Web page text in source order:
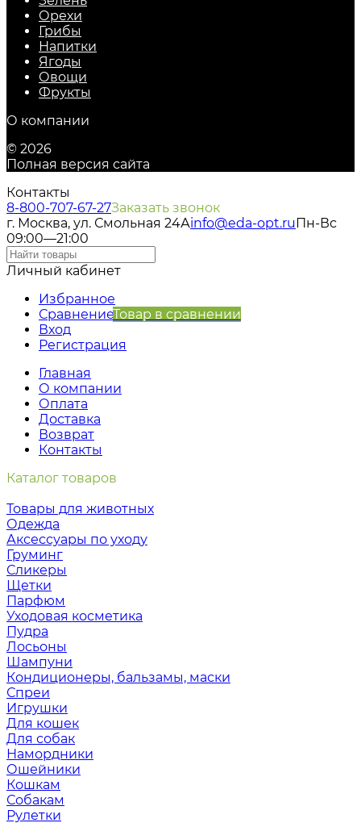
Орехи
Грибы
Напитки
Ягоды
Овощи
Фрукты
О компании
© 2026
Полная версия сайта
Контакты
8-800-707-67-27Заказать звонок
г. Москва, ул. Смольная 24Аinfo@eda-opt.ru Пн-Вс
09:00—21:00
Личный кабинет
Избранное
СравнениеТовар в сравнении
Вход
Регистрация
Главная
О компании
Оплата
Доставка
Возврат
Контакты
Каталог товаров
Товары для животных
Одежда
Аксессуары по уходу
Груминг
Сликеры
Щетки
Парфюм
Уходовая косметика
Пудра
Лосьоны
Шампуни
Кондиционеры, бальзамы, маски
Спреи
Игрушки
Для кошек
Для собак
Намордники
Ошейники
Кошкам
Собакам
Рулетки